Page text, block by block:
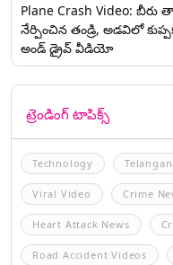
Plane Crash Video:
నేర్పించిన తండ్రి, అడవిలో
అండ్ డ్రైవ్ వీడియో
ట్రెండింగ్ టాపిక్స్
Technology
Viral Video Crime
Heart Attack News
Road Accident Videos